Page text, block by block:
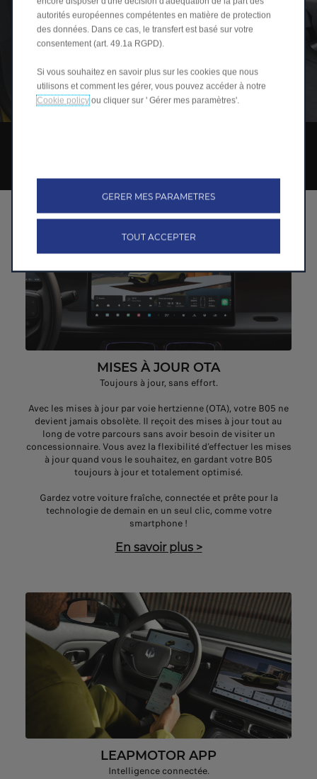
MISES À JOUR OTA
Toujours à jour, sans effort.
Avec les mises à jour par voie hertzienne (OTA), votre B05 ne
devient jamais obsolète. Il reçoit des mises à jour tout au
long de votre parcours sans avoir besoin de visiter un
concessionnaire. Vous avez la flexibilité d’effectuer les mises
à jour quand vous le souhaitez, en gardant votre B05
toujours à jour et totalement optimisé.
Gardez votre voiture fraîche, connectée et prête pour la
technologie de demain en un seul clic, comme votre
smartphone !
En savoir plus>
LEAPMOTOR APP
Intelligence connectée.
autorités européennes compétentes en matière de protection
des données. Dans ce cas, le transfert est basé sur votre
consentement (art. 49.1a RGPD).
Si vous souhaitez en savoir plus sur les cookies que nous
utilisons et comment les gérer, vous pouvez accéder à notre
Cookie policy ou cliquer sur ' Gérer mes paramètres'.
GERER MES PARAMETRES
TOUT ACCEPTER